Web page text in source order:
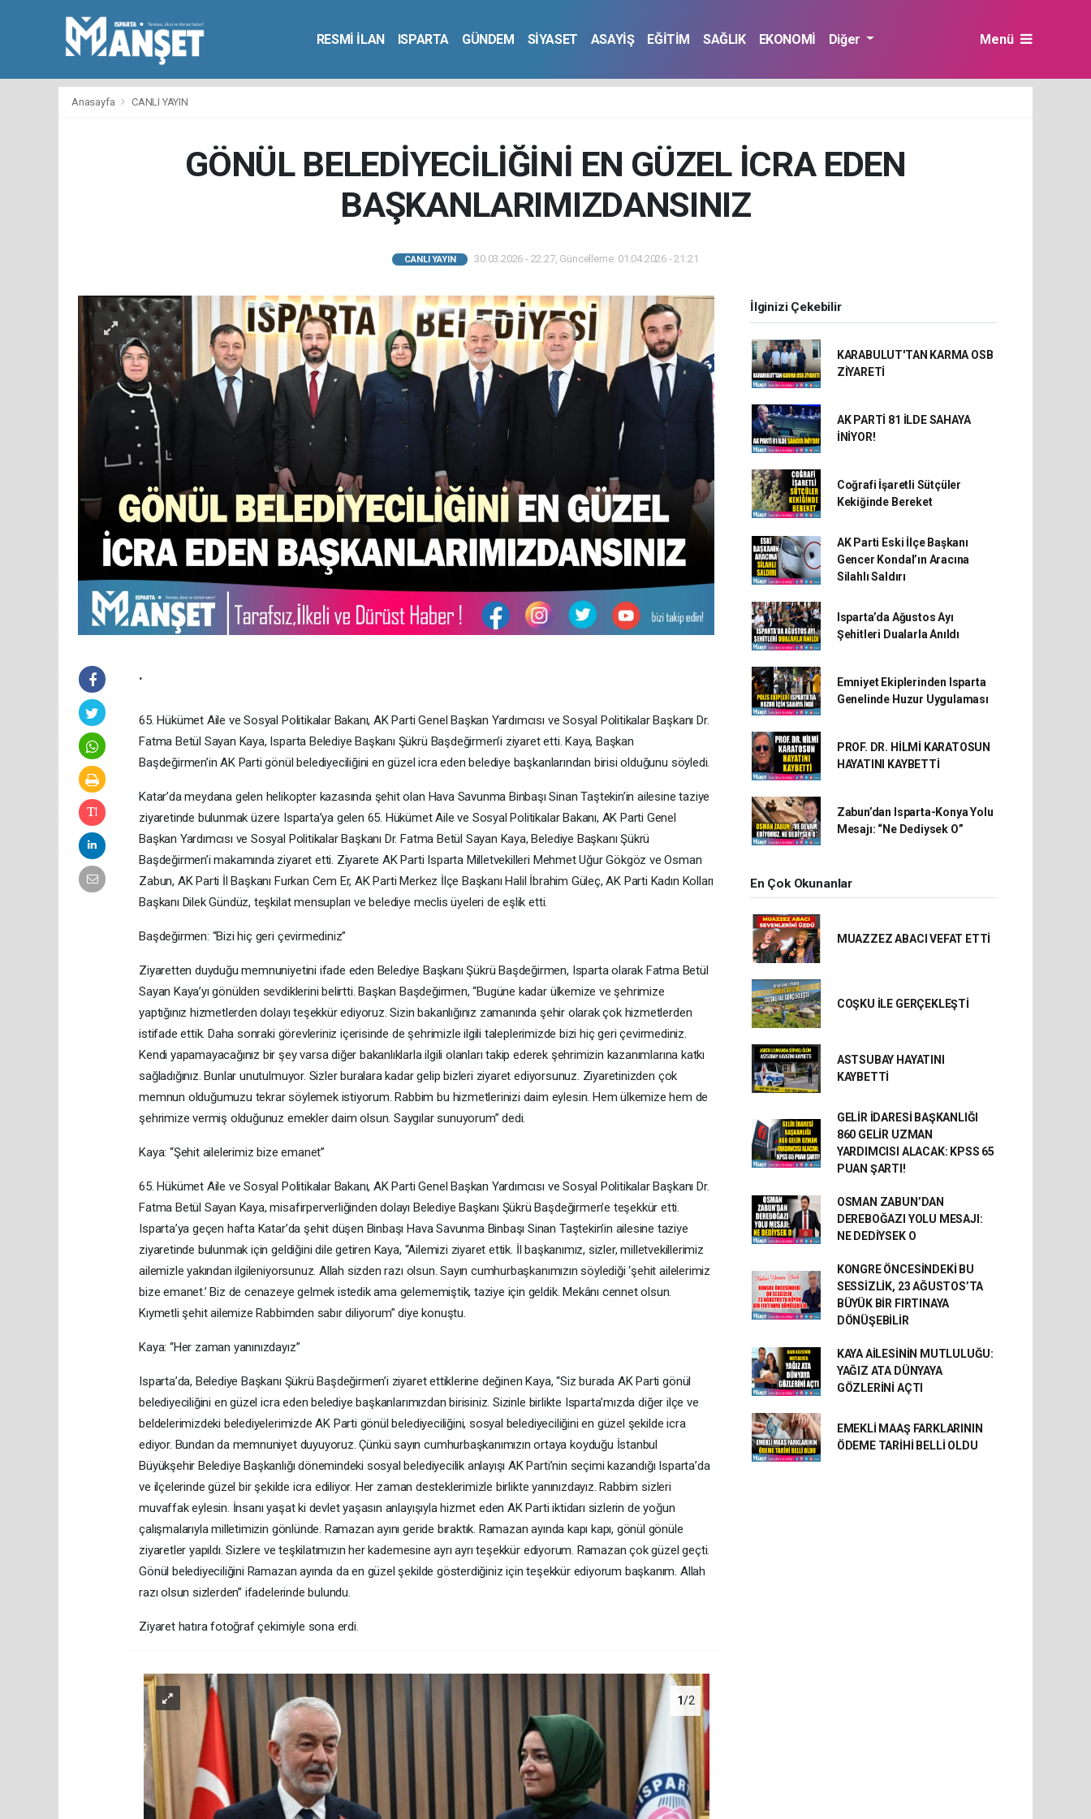
RESMİ İLAN ISPARTA GÜNDEM SİYASET ASAYİŞ EĞİTİM SAĞLIK EKONOMİ Diğer Menü
Anasayfa CANLI YAYIN
GÖNÜL BELEDİYECİLİĞİNİ EN GÜZEL İCRA EDEN
BAŞKANLARIMIZDANSINIZ
CANLI YAYIN 30.03.2026 - 22:27, Güncelleme: 01.04.2026 - 21:21
.
65. Hükümet Aile ve Sosyal Politikalar Bakanı, AK Parti Genel Başkan Yardımcısı ve Sosyal Politikalar Başkanı Dr.
Fatma Betül Sayan Kaya, Isparta Belediye Başkanı Şükrü Başdeğirmen’i ziyaret etti. Kaya, Başkan
Başdeğirmen’in AK Parti gönül belediyeciliğini en güzel icra eden belediye başkanlarından birisi olduğunu söyledi.
Katar’da meydana gelen helikopter kazasında şehit olan Hava Savunma Binbaşı Sinan Taştekin’in ailesine taziye
ziyaretinde bulunmak üzere Isparta’ya gelen 65. Hükümet Aile ve Sosyal Politikalar Bakanı, AK Parti Genel
Başkan Yardımcısı ve Sosyal Politikalar Başkanı Dr. Fatma Betül Sayan Kaya, Belediye Başkanı Şükrü
Başdeğirmen’i makamında ziyaret etti. Ziyarete AK Parti Isparta Milletvekilleri Mehmet Uğur Gökgöz ve Osman
Zabun, AK Parti İl Başkanı Furkan Cem Er, AK Parti Merkez İlçe Başkanı Halil İbrahim Güleç, AK Parti Kadın Kolları
Başkanı Dilek Gündüz, teşkilat mensupları ve belediye meclis üyeleri de eşlik etti.
Başdeğirmen: “Bizi hiç geri çevirmediniz”
Ziyaretten duyduğu memnuniyetini ifade eden Belediye Başkanı Şükrü Başdeğirmen, Isparta olarak Fatma Betül
Sayan Kaya’yı gönülden sevdiklerini belirtti. Başkan Başdeğirmen, “Bugüne kadar ülkemize ve şehrimize
yaptığınız hizmetlerden dolayı teşekkür ediyoruz. Sizin bakanlığınız zamanında şehir olarak çok hizmetlerden
istifade ettik. Daha sonraki görevleriniz içerisinde de şehrimizle ilgili taleplerimizde bizi hiç geri çevirmediniz.
Kendi yapamayacağınız bir şey varsa diğer bakanlıklarla ilgili olanları takip ederek şehrimizin kazanımlarına katkı
sağladığınız. Bunlar unutulmuyor. Sizler buralara kadar gelip bizleri ziyaret ediyorsunuz. Ziyaretinizden çok
memnun olduğumuzu tekrar söylemek istiyorum. Rabbim bu hizmetlerinizi daim eylesin. Hem ülkemize hem de
şehrimize vermiş olduğunuz emekler daim olsun. Saygılar sunuyorum” dedi.
Kaya: “Şehit ailelerimiz bize emanet”
65. Hükümet Aile ve Sosyal Politikalar Bakanı, AK Parti Genel Başkan Yardımcısı ve Sosyal Politikalar Başkanı Dr.
Fatma Betül Sayan Kaya, misafirperverliğinden dolayı Belediye Başkanı Şükrü Başdeğirmen’e teşekkür etti.
Isparta’ya geçen hafta Katar’da şehit düşen Binbaşı Hava Savunma Binbaşı Sinan Taştekin’in ailesine taziye
ziyaretinde bulunmak için geldiğini dile getiren Kaya, “Ailemizi ziyaret ettik. İl başkanımız, sizler, milletvekillerimiz
ailemizle yakından ilgileniyorsunuz. Allah sizden razı olsun. Sayın cumhurbaşkanımızın söylediği ‘şehit ailelerimiz
bize emanet.’ Biz de cenazeye gelmek istedik ama gelememiştik, taziye için geldik. Mekânı cennet olsun.
Kıymetli şehit ailemize Rabbimden sabır diliyorum” diye konuştu.
Kaya: “Her zaman yanınızdayız”
Isparta’da, Belediye Başkanı Şükrü Başdeğirmen’i ziyaret ettiklerine değinen Kaya, “Siz burada AK Parti gönül
belediyeciliğini en güzel icra eden belediye başkanlarımızdan birisiniz. Sizinle birlikte Isparta’mızda diğer ilçe ve
beldelerimizdeki belediyelerimizde AK Parti gönül belediyeciliğini, sosyal belediyeciliğini en güzel şekilde icra
ediyor. Bundan da memnuniyet duyuyoruz. Çünkü sayın cumhurbaşkanımızın ortaya koyduğu İstanbul
Büyükşehir Belediye Başkanlığı dönemindeki sosyal belediyecilik anlayışı AK Parti’nin seçimi kazandığı Isparta’da
ve ilçelerinde güzel bir şekilde icra ediliyor. Her zaman desteklerimizle birlikte yanınızdayız. Rabbim sizleri
muvaffak eylesin. İnsanı yaşat ki devlet yaşasın anlayışıyla hizmet eden AK Parti iktidarı sizlerin de yoğun
çalışmalarıyla milletimizin gönlünde. Ramazan ayını geride bıraktık. Ramazan ayında kapı kapı, gönül gönüle
ziyaretler yapıldı. Sizlere ve teşkilatımızın her kademesine ayrı ayrı teşekkür ediyorum. Ramazan çok güzel geçti.
Gönül belediyeciliğini Ramazan ayında da en güzel şekilde gösterdiğiniz için teşekkür ediyorum başkanım. Allah
razı olsun sizlerden” ifadelerinde bulundu.
Ziyaret hatıra fotoğraf çekimiyle sona erdi.
1/2
İlginizi Çekebilir
KARABULUT'TAN KARMA OSB
ZİYARETİ
AK PARTİ 81 İLDE SAHAYA
İNİYOR!
Coğrafi İşaretli Sütçüler
Kekiğinde Bereket
AK Parti Eski İlçe Başkanı
Gencer Kondal’ın Aracına
Silahlı Saldırı
Isparta’da Ağustos Ayı
Şehitleri Dualarla Anıldı
Emniyet Ekiplerinden Isparta
Genelinde Huzur Uygulaması
PROF. DR. HİLMİ KARATOSUN
HAYATINI KAYBETTİ
Zabun’dan Isparta-Konya Yolu
Mesajı: “Ne Dediysek O”
En Çok Okunanlar
MUAZZEZ ABACI VEFAT ETTİ
COŞKU İLE GERÇEKLEŞTİ
ASTSUBAY HAYATINI
KAYBETTİ
GELİR İDARESİ BAŞKANLIĞI
860 GELİR UZMAN
YARDIMCISI ALACAK: KPSS 65
PUAN ŞARTI!
OSMAN ZABUN’DAN
DEREBOĞAZI YOLU MESAJI:
NE DEDİYSEK O
KONGRE ÖNCESİNDEKİ BU
SESSİZLİK, 23 AĞUSTOS’TA
BÜYÜK BİR FIRTINAYA
DÖNÜŞEBİLİR
KAYA AİLESİNİN MUTLULUĞU:
YAĞIZ ATA DÜNYAYA
GÖZLERİNİ AÇTI
EMEKLİ MAAŞ FARKLARININ
ÖDEME TARİHİ BELLİ OLDU